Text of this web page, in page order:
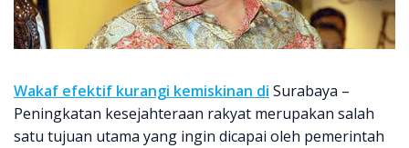
Wakaf efektif kurangi kemiskinan di Surabaya –
Peningkatan kesejahteraan rakyat merupakan salah
satu tujuan utama yang ingin dicapai oleh pemerintah